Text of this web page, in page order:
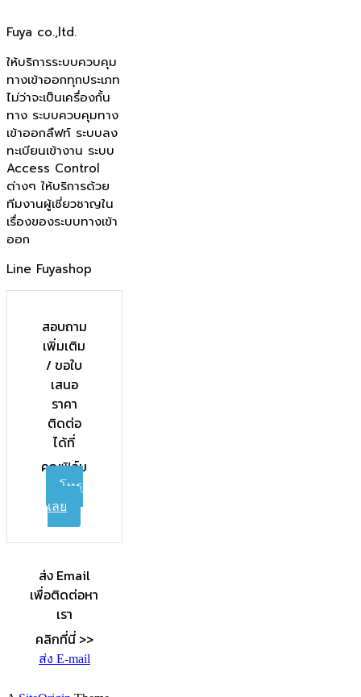
Fuya co.,ltd.
ให้บริการระบบควบคุม
ทางเข้าออกทุกประเภท
ไม่ว่าจะเป็นเครื่องกั้น
ทาง ระบบควบคุมทาง
เข้าออกลืฟท์ ระบบลง
ทะเบียนเข้างาน ระบบ
Access Control
ต่างๆ ให้บริการด้วย
ทีมงานผู้เชี่ยวชาญใน
เรื่องของระบบทางเข้า
ออก
Line Fuyashop
สอบถาม
เพิ่มเติม
/ ขอใบ
เสนอ
ราคา
ติดต่อ
ได้ที่
คุณฟิล์ม
โทร
เลย
ส่ง Email
เพื่อติดต่อหา
เรา
คลิกที่นี่ >>
ส่ง E-mail